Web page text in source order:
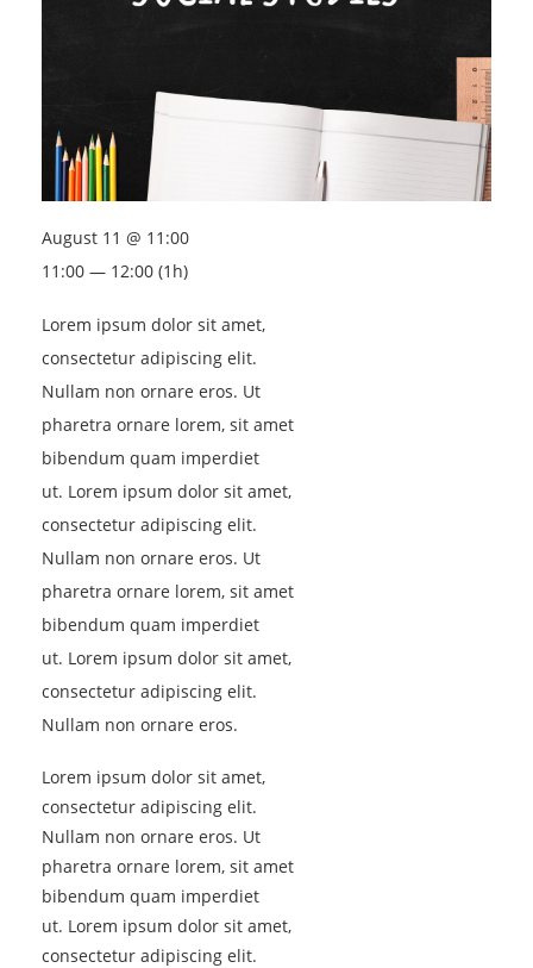
Lorem ipsum dolor sit amet,
consectetur adipiscing elit.
Nullam non ornare eros. Ut
pharetra ornare lorem, sit amet
bibendum quam imperdiet
ut. Lorem ipsum dolor sit amet,
consectetur adipiscing elit.
Nullam non ornare eros. Ut
pharetra ornare lorem, sit amet
bibendum quam imperdiet
ut. Lorem ipsum dolor sit amet,
consectetur adipiscing elit.
Nullam non ornare eros.
Lorem ipsum dolor sit amet,
consectetur adipiscing elit.
Nullam non ornare eros. Ut
pharetra ornare lorem, sit amet
bibendum quam imperdiet
ut. Lorem ipsum dolor sit amet,
consectetur adipiscing elit.
August 11 @ 11:00
11:00 — 12:00 (1h)